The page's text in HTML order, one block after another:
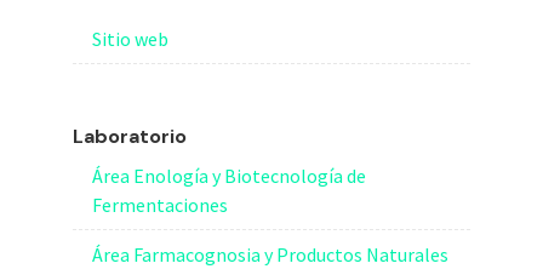
Sitio web
Laboratorio
Área Enología y Biotecnología de
Fermentaciones
Área Farmacognosia y Productos Naturales